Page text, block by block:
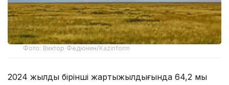
Фото: Виктор Федюнин/Kazinform
2024 жылдың бірінші жартыжылдығында 64,2 мың